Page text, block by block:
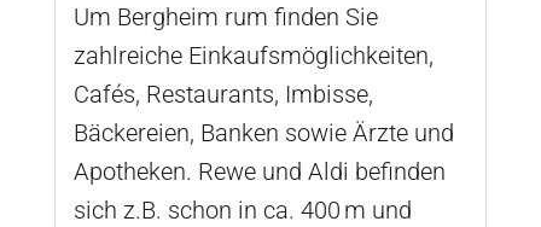
Um Bergheim rum finden Sie
zahlreiche Einkaufsmöglichkeiten,
Cafés, Restaurants, Imbisse,
Bäckereien, Banken sowie Ärzte und
Apotheken. Rewe und Aldi befinden
sich z.B. schon in ca. 400 m und